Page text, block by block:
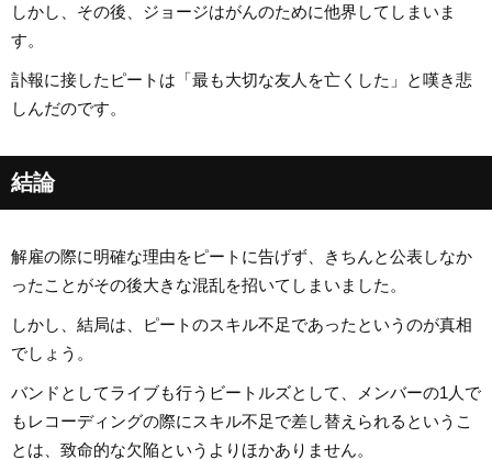
しかし、その後、ジョージはがんのために他界してしまいま
す。
訃報に接したピートは「最も大切な友人を亡くした」と嘆き悲
しんだのです。
結論
解雇の際に明確な理由をピートに告げず、きちんと公表しなか
ったことがその後大きな混乱を招いてしまいました。
しかし、結局は、ピートのスキル不足であったというのが真相
でしょう。
バンドとしてライブも行うビートルズとして、メンバーの1人で
もレコーディングの際にスキル不足で差し替えられるというこ
とは、致命的な欠陥というよりほかありません。